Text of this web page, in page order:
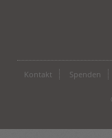
Kontakt Spenden